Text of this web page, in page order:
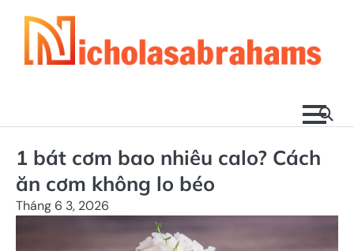
content
1 bát cơm bao nhiêu calo? Cách
ăn cơm không lo béo
Tháng 6 3, 2026